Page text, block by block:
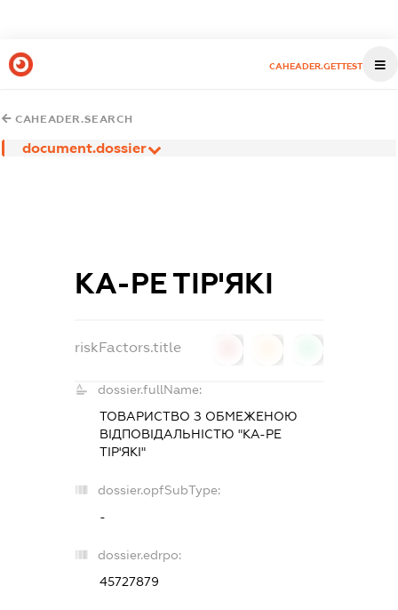
CAHEADER.GETTEST
CAHEADER.SEARCH
document.dossier
КА-РЕ ТІР'ЯКІ
riskFactors.title
dossier.fullName:
ТОВАРИСТВО З ОБМЕЖЕНОЮ
ВІДПОВІДАЛЬНІСТЮ "КА-РЕ
ТІР'ЯКІ"
dossier.opfSubType:
-
dossier.edrpo:
45727879